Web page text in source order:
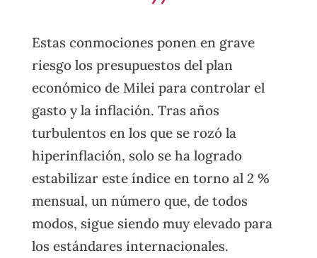
Estas conmociones ponen en grave
riesgo los presupuestos del plan
económico de Milei para controlar el
gasto y la inflación. Tras años
turbulentos en los que se rozó la
hiperinflación, solo se ha logrado
estabilizar este índice en torno al 2 %
mensual, un número que, de todos
modos, sigue siendo muy elevado para
los estándares internacionales.